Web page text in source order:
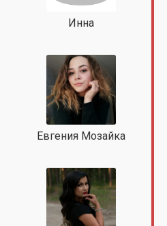
Инна
Евгения Мозайка